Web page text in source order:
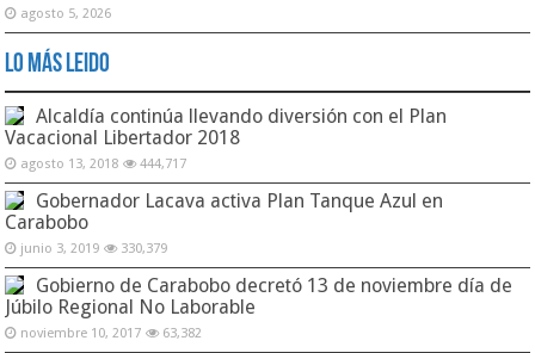
agosto 5, 2026
Lo Más Leido
Alcaldía continúa llevando diversión con el Plan
Vacacional Libertador 2018
agosto 13, 2018 444,717
Gobernador Lacava activa Plan Tanque Azul en
Carabobo
junio 3, 2019 330,379
Gobierno de Carabobo decretó 13 de noviembre día de
Júbilo Regional No Laborable
noviembre 10, 2017 63,382